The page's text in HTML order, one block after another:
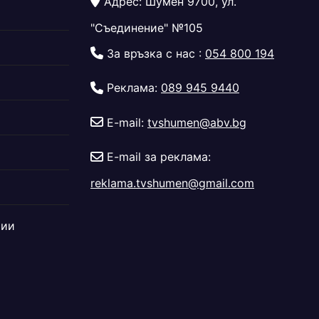
"Съединение" №105
За връзка с нас : 054 800 194
Реклама: 089 945 9440
E-mail: tvshumen@abv.bg
E-mail за реклама:
reklama.tvshumen@gmail.com